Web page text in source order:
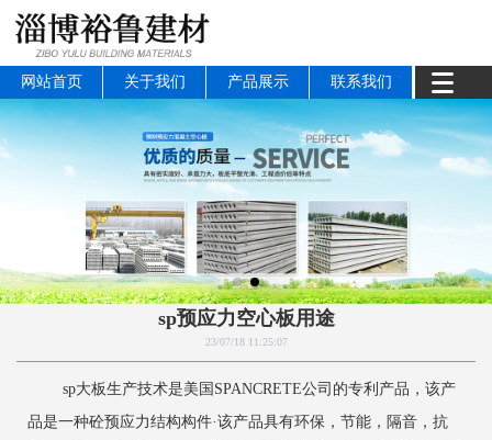
网站首页 关于我们 产品展示 联系我们
sp预应力空心板用途
23/07/18 11:25:07
sp大板生产技术是美国SPANCRETE公司的专利产品，该产
品是一种砼预应力结构构件·该产品具有环保，节能，隔音，抗